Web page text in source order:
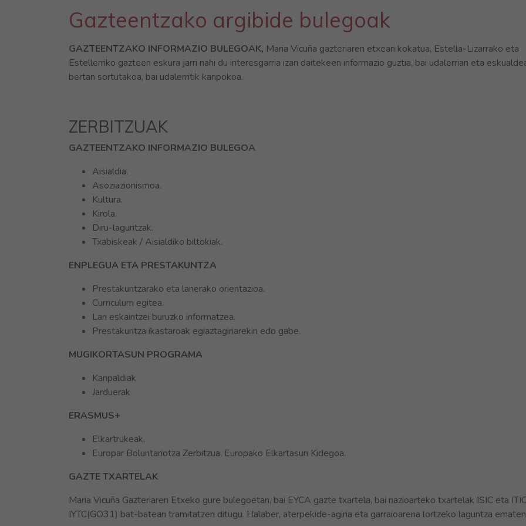
Gazteentzako argibide bulegoak
GAZTEENTZAKO INFORMAZIO BULEGOAK, Maria Vicuña gazteriaren etxean kokatua, Estella-Lizarrako eta
Estellerriko gazteen eskura jarri nahi du interesgarria izan daitekeen informazio guztia, bai udalerrian eta
bertan sortutakoa, bai udalerritik kanpokoa.
ZERBITZUAK
GAZTEENTZAKO INFORMAZIO BULEGOA
Aisialdia.
Asoziazionismoa.
Kultura.
Kirola.
Diru-laguntzak.
Txabiskeak / Aisialdiko biltokiak.
ENPLEGUA ETA PRESTAKUNTZA
Prestakuntzarako eta lanerako orientazioa.
Curriculum egitea.
Lan eskaintzei buruzko informatzea.
Prestakuntza ikastaroak egiaztagiriarekin edo gabe.
MUGIKORTASUN PROGRAMA
Kanpaldiak
Jarduerak
ERASMUS+
Elkartrukeak.
Europar Boluntariotza Zerbitzua. Europako Elkartasun Kidegoa.
GAZTE TXARTELAK
Maria Vicuña Gazteriaren Etxeko gure bulegoetan, bai EYCA gazte txartela, bai nazioarteko txartelak ISIC eta
IYTC(GO31) bat-batean tramitatzen ditugu. Halaber, aterpekide-agiria eta garraioarena lortzeko laguntza